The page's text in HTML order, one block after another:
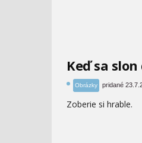
Keď sa
Obrázky pridané
Zoberie si hrable.